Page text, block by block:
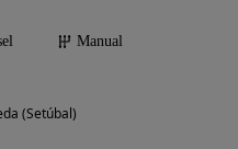
Manual
(Setúbal)